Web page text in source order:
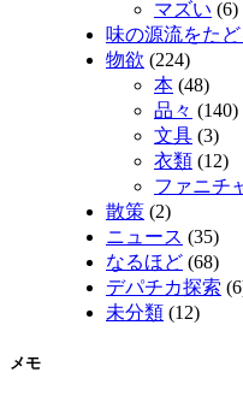
マズい (6)
味の源流をたど
物欲 (224)
本 (48)
品々 (140)
文具 (3)
衣類 (12)
ファニチ
散策 (2)
ニュース (35)
なるほど (68)
デパチカ探索
未分類 (12)
メモ